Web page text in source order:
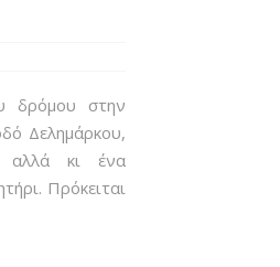
δρόμου στην
Δελημάρκου,
αλλά κι ένα
Πρόκειται